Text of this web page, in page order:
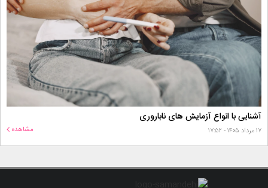
آشنایی با انواع آزمایش های ناباروری
۱۷ مرداد ۱۴۰۵ - ۱۷:۵۲ مشاهده